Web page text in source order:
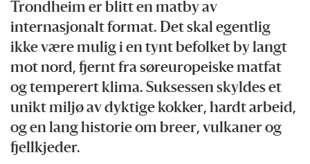
Trondheim er blitt en matby av
internasjonalt format. Det skal egentlig
ikke være mulig i en tynt befolket by langt
mot nord, fjernt fra søreuropeiske matfat
og temperert klima. Suksessen skyldes et
unikt miljø av dyktige kokker, hardt arbeid,
og en lang historie om breer, vulkaner og
fjellkjeder.